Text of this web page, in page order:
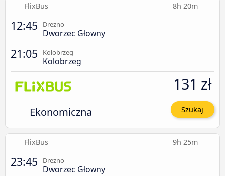
FlixBus 8h 20m
12:45 Drezno
Dworzec Głowny
21:05 Kołobrzeg
Kolobrzeg
Ekonomiczna
131 zł
Szukaj
FlixBus 9h 25m
23:45 Drezno
Dworzec Głowny